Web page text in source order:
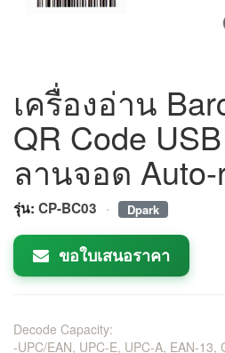
เครื่องอ่าน
QR Code
ลานจอด Auto-
รุ่น: CP-BC03 · Dpark
ขอใบเสนอราคา
Decode Capacity:
-UPC/EAN, UPC-E, UPC-A, EAN-13,